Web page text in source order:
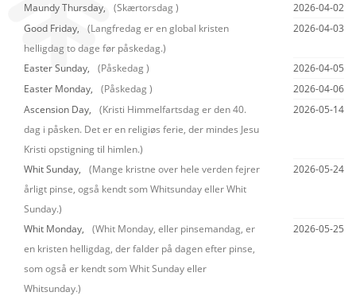
Maundy Thursday,
(Skærtorsdag )
2026-04-02
Good Friday,
(Langfredag er en global kristen
helligdag to dage før påskedag.)
2026-04-03
Easter Sunday, (Påskedag )
2026-04-05
Easter Monday,
(Påskedag )
2026-04-06
Ascension Day,
(Kristi Himmelfartsdag er den 40.
dag i påsken. Det er en religiøs ferie, der mindes Jesu
Kristi opstigning til himlen.)
2026-05-14
Whit Sunday,
(Mange kristne over hele verden fejrer
årligt pinse, også kendt som Whitsunday eller Whit
Sunday.)
2026-05-24
Whit Monday,
(Whit Monday, eller pinsemandag, er
en kristen helligdag, der falder på dagen efter pinse,
som også er kendt som Whit Sunday eller
Whitsunday.)
2026-05-25